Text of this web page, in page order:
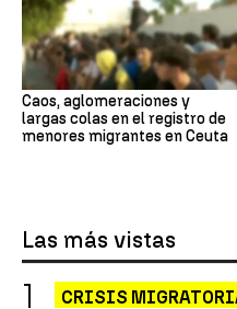
Caos, aglomeraciones y
largas colas en el registro de
menores migrantes en Ceuta
Las más vistas
CRISIS